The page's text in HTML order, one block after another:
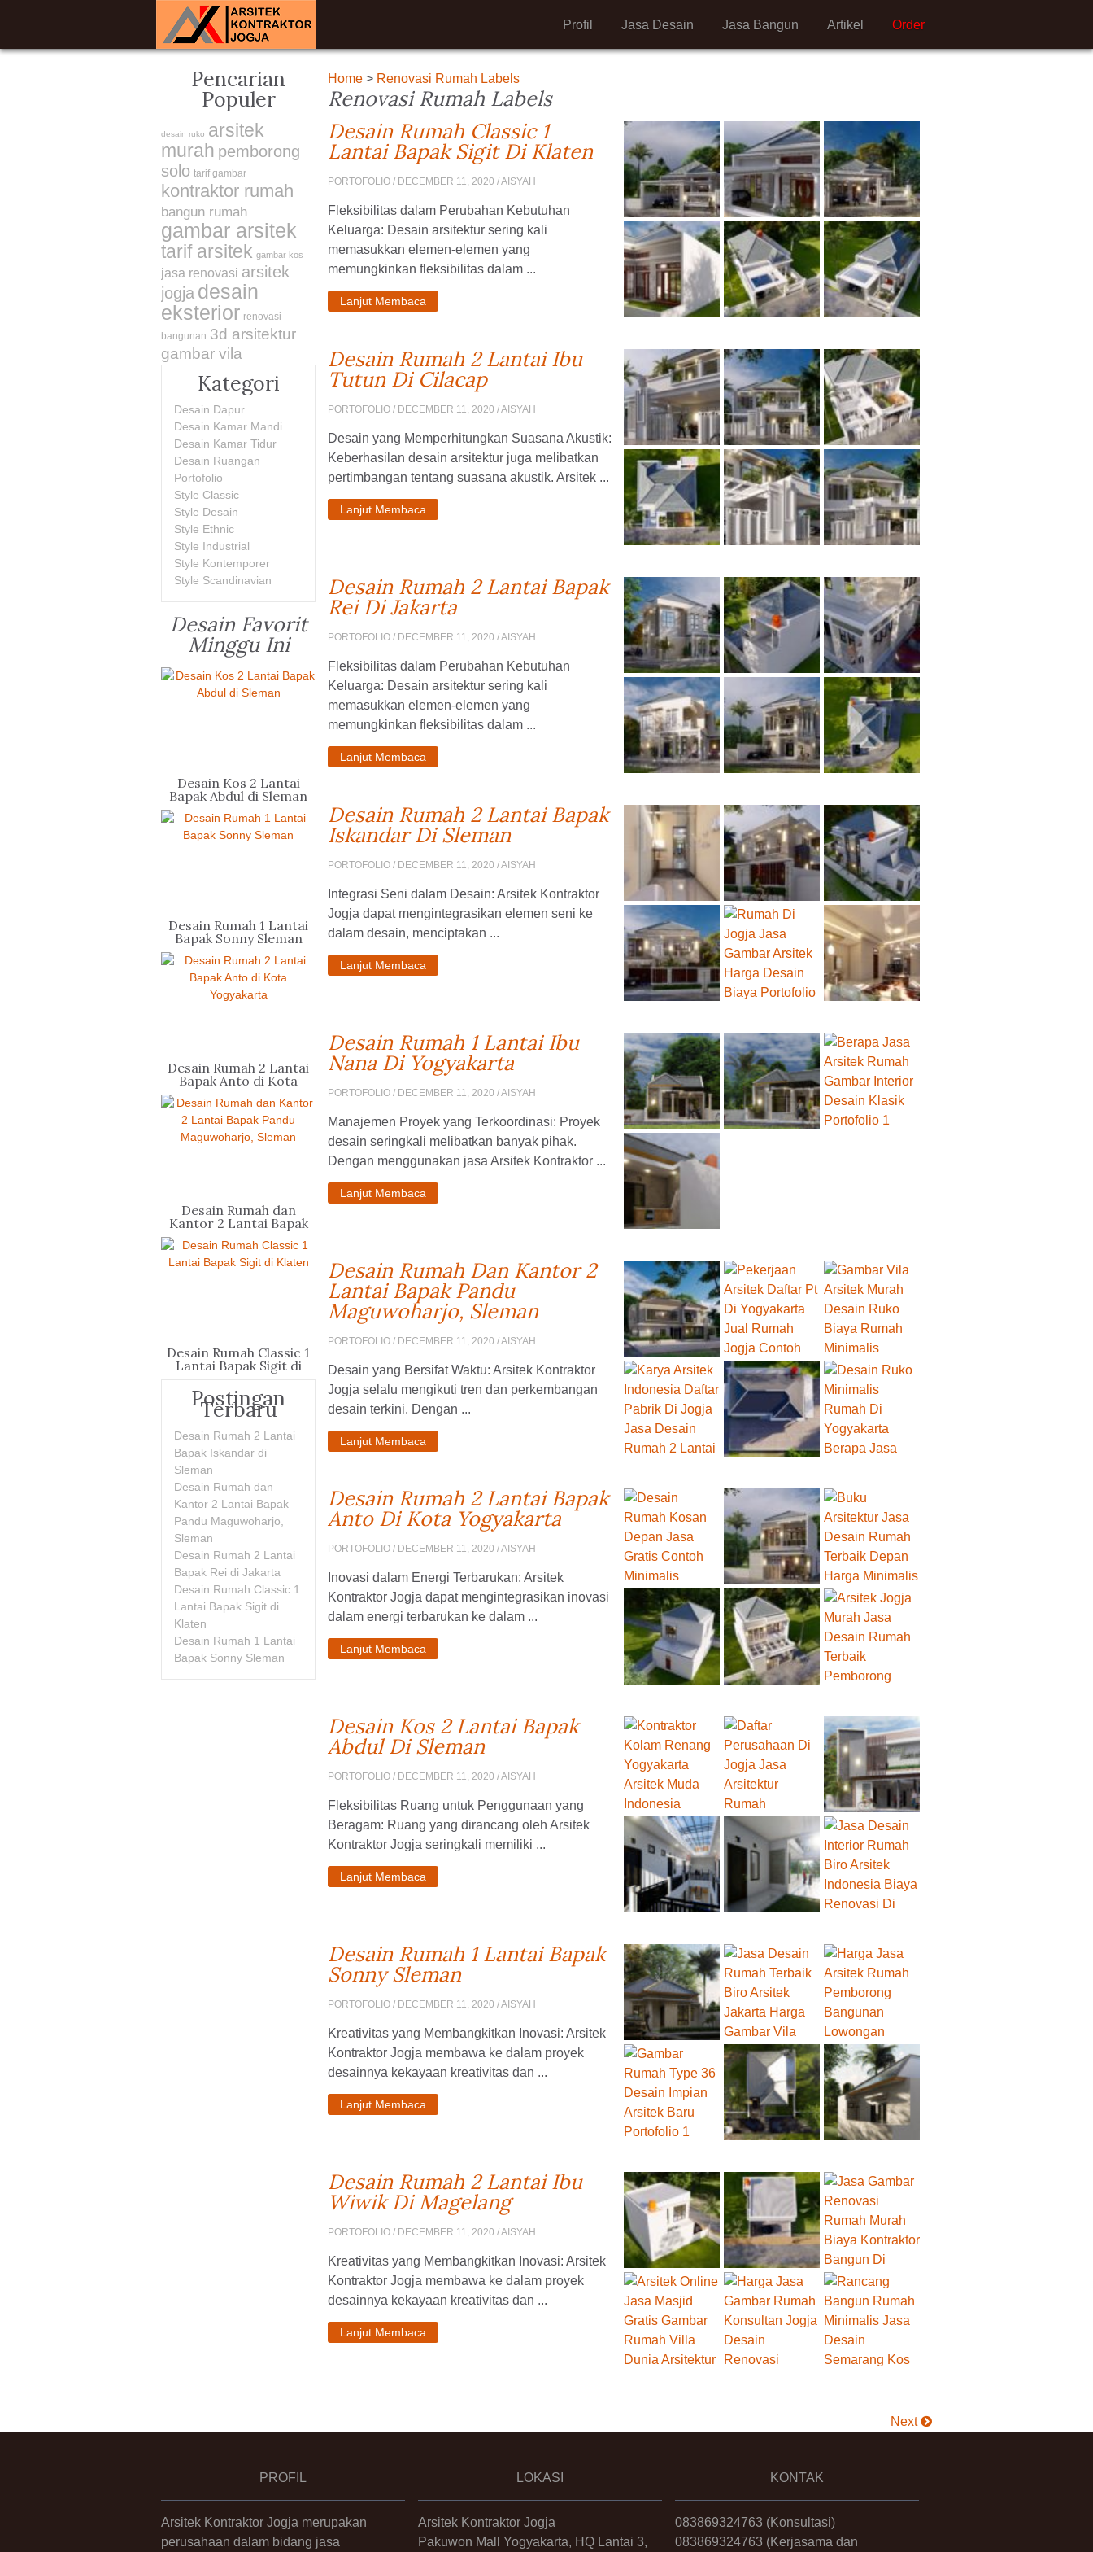
Order
Artikel
Jasa Bangun
Jasa Desain
Profil
Home > Renovasi Rumah Labels
Renovasi Rumah Labels
Desain Rumah Classic 1
Lantai Bapak Sigit Di Klaten
PORTOFOLIO / DECEMBER 11, 2020 / AISYAH
Fleksibilitas dalam Perubahan Kebutuhan
Keluarga: Desain arsitektur sering kali
memasukkan elemen-elemen yang
memungkinkan fleksibilitas dalam ...
Lanjut Membaca
Desain Rumah 2 Lantai Ibu
Tutun Di Cilacap
PORTOFOLIO / DECEMBER 11, 2020 / AISYAH
Desain yang Memperhitungkan Suasana Akustik:
Keberhasilan desain arsitektur juga melibatkan
pertimbangan tentang suasana akustik. Arsitek ...
Lanjut Membaca
Desain Rumah 2 Lantai Bapak
Rei Di Jakarta
PORTOFOLIO / DECEMBER 11, 2020 / AISYAH
Fleksibilitas dalam Perubahan Kebutuhan
Keluarga: Desain arsitektur sering kali
memasukkan elemen-elemen yang
memungkinkan fleksibilitas dalam ...
Lanjut Membaca
Desain Rumah 2 Lantai Bapak
Iskandar Di Sleman
PORTOFOLIO / DECEMBER 11, 2020 / AISYAH
Integrasi Seni dalam Desain: Arsitek Kontraktor
Jogja dapat mengintegrasikan elemen seni ke
dalam desain, menciptakan ...
Lanjut Membaca
Desain Rumah 1 Lantai Ibu
Nana Di Yogyakarta
PORTOFOLIO / DECEMBER 11, 2020 / AISYAH
Manajemen Proyek yang Terkoordinasi: Proyek
desain seringkali melibatkan banyak pihak.
Dengan menggunakan jasa Arsitek Kontraktor ...
Lanjut Membaca
Desain Rumah Dan Kantor 2
Lantai Bapak Pandu
Maguwoharjo, Sleman
PORTOFOLIO / DECEMBER 11, 2020 / AISYAH
Desain yang Bersifat Waktu: Arsitek Kontraktor
Jogja selalu mengikuti tren dan perkembangan
desain terkini. Dengan ...
Lanjut Membaca
Desain Rumah 2 Lantai Bapak
Anto Di Kota Yogyakarta
PORTOFOLIO / DECEMBER 11, 2020 / AISYAH
Inovasi dalam Energi Terbarukan: Arsitek
Kontraktor Jogja dapat mengintegrasikan inovasi
dalam energi terbarukan ke dalam ...
Lanjut Membaca
Desain Kos 2 Lantai Bapak
Abdul Di Sleman
PORTOFOLIO / DECEMBER 11, 2020 / AISYAH
Fleksibilitas Ruang untuk Penggunaan yang
Beragam: Ruang yang dirancang oleh Arsitek
Kontraktor Jogja seringkali memiliki ...
Lanjut Membaca
Desain Rumah 1 Lantai Bapak
Sonny Sleman
PORTOFOLIO / DECEMBER 11, 2020 / AISYAH
Kreativitas yang Membangkitkan Inovasi: Arsitek
Kontraktor Jogja membawa ke dalam proyek
desainnya kekayaan kreativitas dan ...
Lanjut Membaca
Desain Rumah 2 Lantai Ibu
Wiwik Di Magelang
PORTOFOLIO / DECEMBER 11, 2020 / AISYAH
Kreativitas yang Membangkitkan Inovasi: Arsitek
Kontraktor Jogja membawa ke dalam proyek
desainnya kekayaan kreativitas dan ...
Lanjut Membaca
Pencarian
Populer
desain ruko arsitek
murah pemborong
solo tarif gambar
kontraktor rumah
bangun rumah
gambar arsitek
tarif arsitek gambar kos
jasa renovasi arsitek
jogja desain
eksterior renovasi
bangunan 3d arsitektur
gambar vila
Kategori
Desain Dapur
Desain Kamar Mandi
Desain Kamar Tidur
Desain Ruangan
Portofolio
Style Classic
Style Desain
Style Ethnic
Style Industrial
Style Kontemporer
Style Scandinavian
Desain Favorit
Minggu Ini
Desain Kos 2 Lantai
Bapak Abdul di Sleman
Desain Rumah 1 Lantai
Bapak Sonny Sleman
Desain Rumah 2 Lantai
Bapak Anto di Kota
Desain Rumah dan
Kantor 2 Lantai Bapak
Pandu Maguwoharjo,
Sleman
Desain Rumah Classic 1
Lantai Bapak Sigit di
Klaten
Postingan
Terbaru
Desain Rumah 2 Lantai
Bapak Iskandar di
Sleman
Desain Rumah dan
Kantor 2 Lantai Bapak
Pandu Maguwoharjo,
Sleman
Desain Rumah 2 Lantai
Bapak Rei di Jakarta
Desain Rumah Classic 1
Lantai Bapak Sigit di
Klaten
Desain Rumah 1 Lantai
Bapak Sonny Sleman
Next
PROFIL
Arsitek Kontraktor Jogja merupakan
perusahaan dalam bidang jasa
LOKASI
Arsitek Kontraktor Jogja
Pakuwon Mall Yogyakarta, HQ Lantai 3,
KONTAK
083869324763 (Konsultasi)
083869324763 (Kerjasama dan